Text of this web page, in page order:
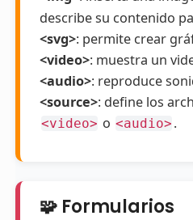
describe su contenido
<svg>: permite crear
<video>: muestra un
<audio>: reproduce
<source>: define los
<video> o <audio> .
🧩 Formularios